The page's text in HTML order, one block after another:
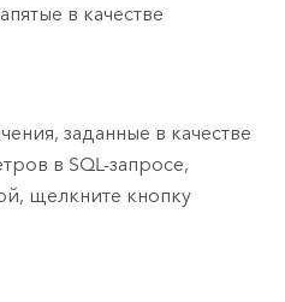
в качестве
заданные в качестве
в SQL-запросе,
щелкните кнопку